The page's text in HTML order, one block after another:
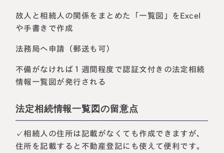
故人と相続人の関係をまとめた「一覧図」をExcel
や手書きで作成
法務局へ申請（郵送も可）
不備がなければ１週間程度で認証文付きの法定相続
情報一覧図が発行される
法定相続情報一覧図の留意点
✓相続人の住所は記載がなくても作成できますが、
住所を記載すると不動産登記にも使えて便利です。